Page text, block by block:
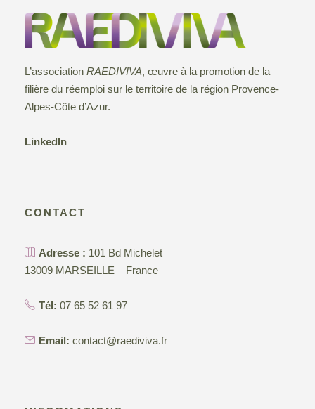
L’association RAEDIVIVA, œuvre à la promotion de la
filière du réemploi sur le territoire de la région Provence-
Alpes-Côte d’Azur.
LinkedIn
CONTACT
Adresse : 101 Bd Michelet
13009 MARSEILLE – France
Tél: 07 65 52 61 97
Email: contact@raediviva.fr